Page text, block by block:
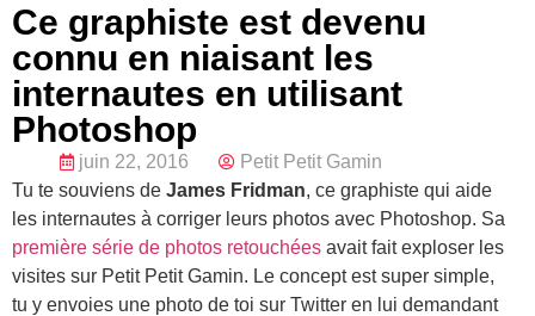
Ce graphiste est devenu
connu en niaisant les
internautes en utilisant
Photoshop
juin 22, 2016
Petit Petit Gamin
Tu te souviens de James Fridman, ce graphiste qui aide
les internautes à corriger leurs photos avec Photoshop. Sa
première série de photos retouchées avait fait exploser les
visites sur Petit Petit Gamin. Le concept est super simple,
tu y envoies une photo de toi sur Twitter en lui demandant